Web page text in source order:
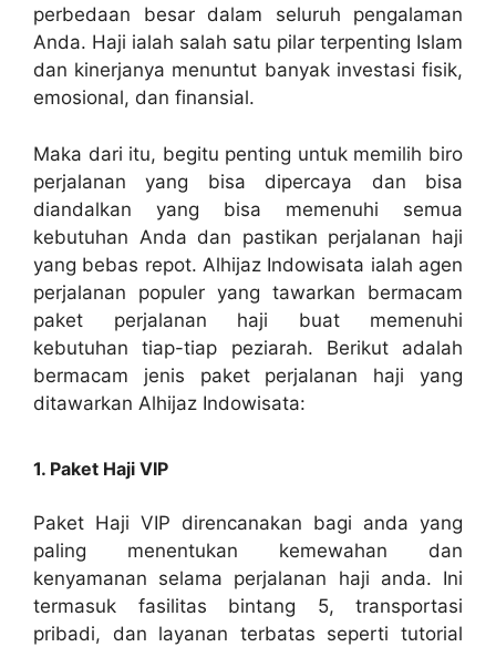
perbedaan besar dalam seluruh pengalaman
Anda. Haji ialah salah satu pilar terpenting Islam
dan kinerjanya menuntut banyak investasi fisik,
emosional, dan finansial.
Maka dari itu, begitu penting untuk memilih biro
perjalanan yang bisa dipercaya dan bisa
diandalkan yang bisa memenuhi semua
kebutuhan Anda dan pastikan perjalanan haji
yang bebas repot. Alhijaz Indowisata ialah agen
perjalanan populer yang tawarkan bermacam
paket perjalanan haji buat memenuhi
kebutuhan tiap-tiap peziarah. Berikut adalah
bermacam jenis paket perjalanan haji yang
ditawarkan Alhijaz Indowisata:
1. Paket Haji VIP
Paket Haji VIP direncanakan bagi anda yang
paling menentukan kemewahan dan
kenyamanan selama perjalanan haji anda. Ini
termasuk fasilitas bintang 5, transportasi
pribadi, dan layanan terbatas seperti tutorial